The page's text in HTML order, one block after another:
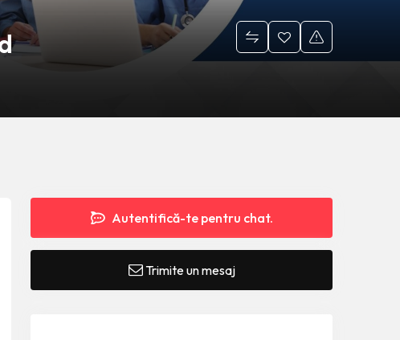
Autentifică-te pentru chat.
Trimite un mesaj